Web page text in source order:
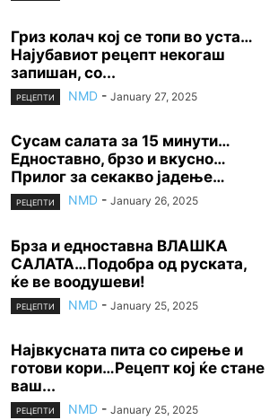
Гриз колач кој се топи во уста…
Најубавиот рецепт некогаш
запишан, со...
РЕЦЕПТИ NMD - January 27, 2025
Сусам салата за 15 минути…
Едноставно, брзо и вкусно…
Прилог за секакво јадење…
РЕЦЕПТИ NMD - January 26, 2025
Брза и едноставна ВЛАШКА
САЛАТА…Подобра од руската,
ќе ве воодушеви!
РЕЦЕПТИ NMD - January 25, 2025
Највкусната пита со сирење и
готови кори…Рецепт кој ќе стане
ваш...
РЕЦЕПТИ NMD - January 25, 2025